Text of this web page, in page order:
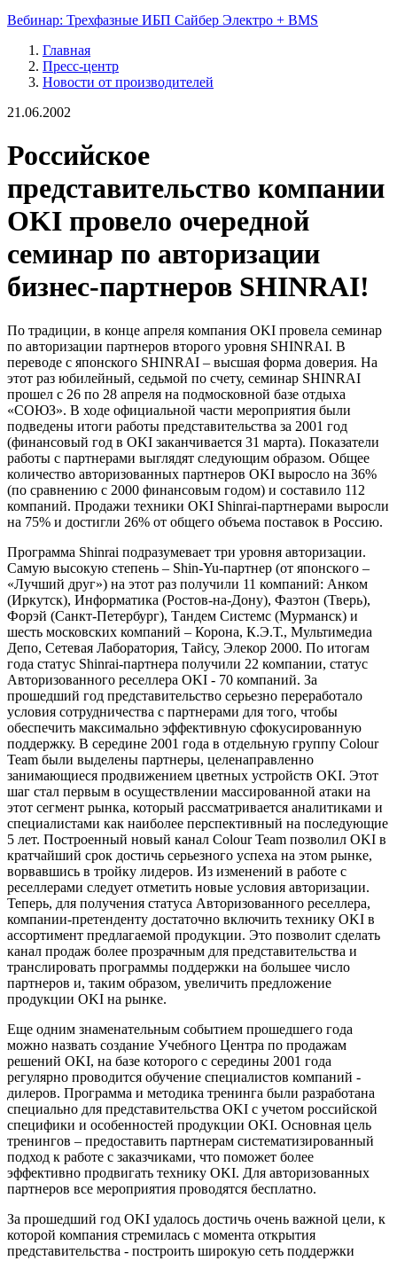
Вебинар: Трехфазные ИБП Сайбер Электро + BMS
Главная
Пресс-центр
Новости от производителей
21.06.2002
Российское
представительство компании
OKI провело очередной
семинар по авторизации
бизнес-партнеров SHINRAI!
По традиции, в конце апреля компания OKI провела семинар
по авторизации партнеров второго уровня SHINRAI. В
переводе с японского SHINRAI – высшая форма доверия. На
этот раз юбилейный, седьмой по счету, семинар SHINRAI
прошел с 26 по 28 апреля на подмосковной базе отдыха
«СОЮЗ». В ходе официальной части мероприятия были
подведены итоги работы представительства за 2001 год
(финансовый год в OKI заканчивается 31 марта). Показатели
работы с партнерами выглядят следующим образом. Общее
количество авторизованных партнеров OKI выросло на 36%
(по сравнению с 2000 финансовым годом) и составило 112
компаний. Продажи техники OKI Shinrai-партнерами выросли
на 75% и достигли 26% от общего объема поставок в Россию.
Программа Shinrai подразумевает три уровня авторизации.
Самую высокую степень – Shin-Yu-партнер (от японского –
«Лучший друг») на этот раз получили 11 компаний: Анком
(Иркутск), Информатика (Ростов-на-Дону), Фаэтон (Тверь),
Форэй (Санкт-Петербург), Тандем Системс (Мурманск) и
шесть московских компаний – Корона, К.Э.Т., Мультимедиа
Депо, Сетевая Лаборатория, Тайсу, Элекор 2000. По итогам
года статус Shinrai-партнера получили 22 компании, статус
Авторизованного реселлера OKI - 70 компаний. За
прошедший год представительство серьезно переработало
условия сотрудничества с партнерами для того, чтобы
обеспечить максимально эффективную сфокусированную
поддержку. В середине 2001 года в отдельную группу Colour
Team были выделены партнеры, целенаправленно
занимающиеся продвижением цветных устройств OKI. Этот
шаг стал первым в осуществлении массированной атаки на
этот сегмент рынка, который рассматривается аналитиками и
специалистами как наиболее перспективный на последующие
5 лет. Построенный новый канал Colour Team позволил OKI в
кратчайший срок достичь серьезного успеха на этом рынке,
ворвавшись в тройку лидеров. Из изменений в работе с
реселлерами следует отметить новые условия авторизации.
Теперь, для получения статуса Авторизованного реселлера,
компании-претенденту достаточно включить технику OKI в
ассортимент предлагаемой продукции. Это позволит сделать
канал продаж более прозрачным для представительства и
транслировать программы поддержки на большее число
партнеров и, таким образом, увеличить предложение
продукции OKI на рынке.
Еще одним знаменательным событием прошедшего года
можно назвать создание Учебного Центра по продажам
решений OKI, на базе которого с середины 2001 года
регулярно проводится обучение специалистов компаний -
дилеров. Программа и методика тренинга были разработана
специально для представительства OKI с учетом российской
специфики и особенностей продукции OKI. Основная цель
тренингов – предоставить партнерам систематизированный
подход к работе с заказчиками, что поможет более
эффективно продвигать технику OKI. Для авторизованных
партнеров все мероприятия проводятся бесплатно.
За прошедший год OKI удалось достичь очень важной цели, к
которой компания стремилась с момента открытия
представительства - построить широкую сеть поддержки